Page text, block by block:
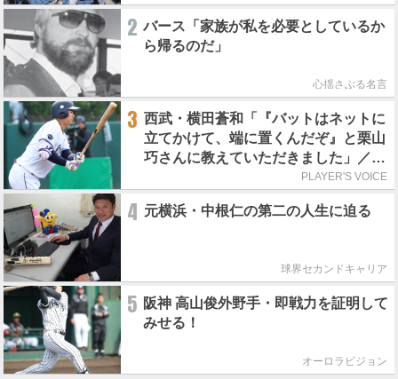
2 バース「家族が私を必要としているか
ら帰るのだ」
心揺さぶる名言
3 西武・横田蒼和「『バットはネットに
立てかけて、端に置くんだぞ』と栗山
巧さんに教えていただきました」／憧
PLAYER'S VOICE
4 元横浜・中根仁の第二の人生に迫る
球界セカンドキャリア
5 阪神 高山俊外野手・即戦力を証明して
みせる！
オーロラビジョン